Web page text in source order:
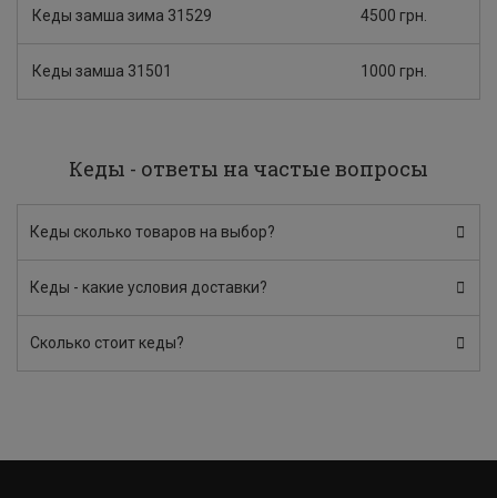
Кеды замша зима 31529 4500 грн.
Кеды замша 31501 1000 грн.
Кеды - ответы на частые вопросы
Кеды сколько товаров на выбор?
Кеды - какие условия доставки?
Сколько стоит кеды?